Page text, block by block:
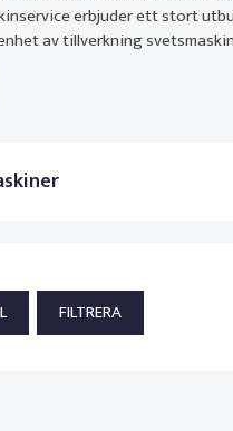
erbjuder ett stort
av tillverkning